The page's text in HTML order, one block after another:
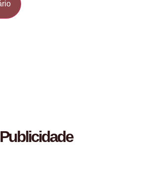
Publicidade